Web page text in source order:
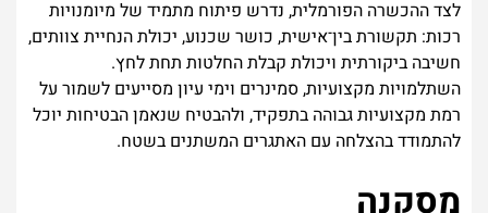
לצד ההכשרה הפורמלית, נדרש פיתוח מתמיד של מיומנויות
רכות: תקשורת בין־אישית, כושר שכנוע, יכולת הנחיית צוותים,
חשיבה ביקורתית ויכולת קבלת החלטות תחת לחץ.
השתלמויות מקצועיות, סמינרים וימי עיון מסייעים לשמור על
רמת מקצועיות גבוהה בתפקיד, ולהבטיח שנאמן הבטיחות יוכל
להתמודד בהצלחה עם האתגרים המשתנים בשטח.
מסקנה